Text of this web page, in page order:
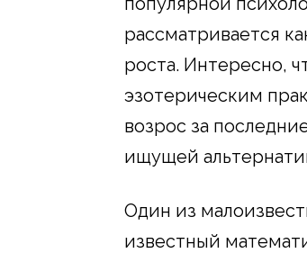
рассматривается
роста. Интересно,
эзотерическим
возрос за
ищущей
Один из
известный